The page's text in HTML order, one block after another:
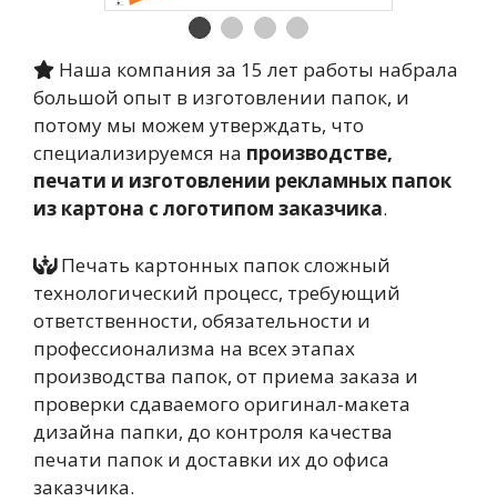
Наша компания за 15 лет работы набрала
большой опыт в изготовлении папок, и
потому мы можем утверждать, что
специализируемся на производстве,
печати и изготовлении рекламных папок
из картона с логотипом заказчика.
Печать картонных папок сложный
технологический процесс, требующий
ответственности, обязательности и
профессионализма на всех этапах
производства папок, от приема заказа и
проверки сдаваемого оригинал-макета
дизайна папки, до контроля качества
печати папок и доставки их до офиса
заказчика.